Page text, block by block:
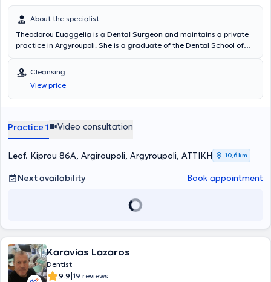
About the specialist
Theodorou Euaggelia is a Dental Surgeon and maintains a private
practice in Argyroupoli. She is a graduate of the Dental School of
pursuing her postgraduate studies in Advanced Endodontics at the
University of Siena, Italy. The doctor provides comprehensive and
modern dental services, with an emphasis on maintaining oral
health, aesthetics, and a painless treatment approach. Her private
children, with particular importance placed on prevention and early
intervention. Additionally, she is certified in Advanced Life Support
standards of safety and care.
Cleansing
View price
Practice 1 Video consultation
Leof. Kiprou 86Α, Argiroupoli, Argyroupoli, ΑΤΤΙΚΗ 10,6 km
Next availability Book appointment
Karavias Lazaros
Dentist
9.9|19 reviews